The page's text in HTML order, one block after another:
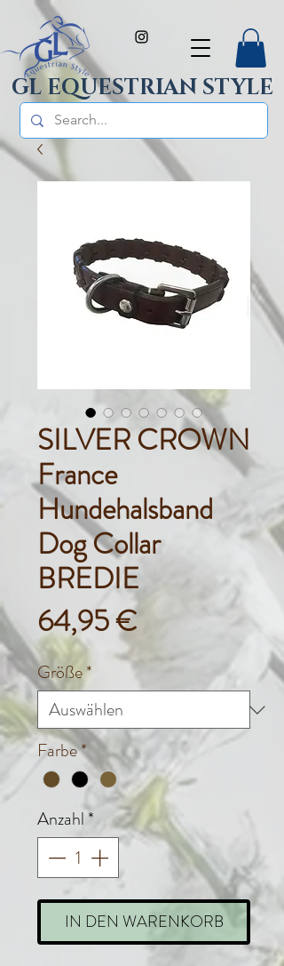
GL EQUESTRIAN STYLE
SILVER CROWN
France
Hundehalsband
Dog Collar
BREDIE
64,95 €Preis
Größe*
Farbe*
Anzahl *
IN DEN WARENKORB